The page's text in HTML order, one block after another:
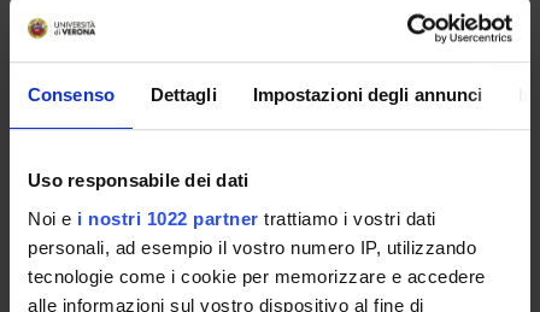
Consenso Dettagli Impostazioni degli annunci
Uso responsabile dei dati
Noi e i nostri 1022 partner trattiamo i vostri dati
personali, ad esempio il vostro numero IP, utilizzando
tecnologie come i cookie per memorizzare e accedere
alle informazioni sul vostro dispositivo al fine di